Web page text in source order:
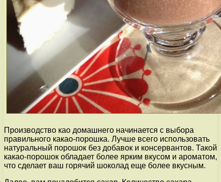
Производство као домашнего начинается с выбора
правильного какао-порошка. Лучше всего использовать
натуральный порошок без добавок и консервантов. Такой
какао-порошок обладает более ярким вкусом и ароматом,
что сделает ваш горячий шоколад еще более вкусным.